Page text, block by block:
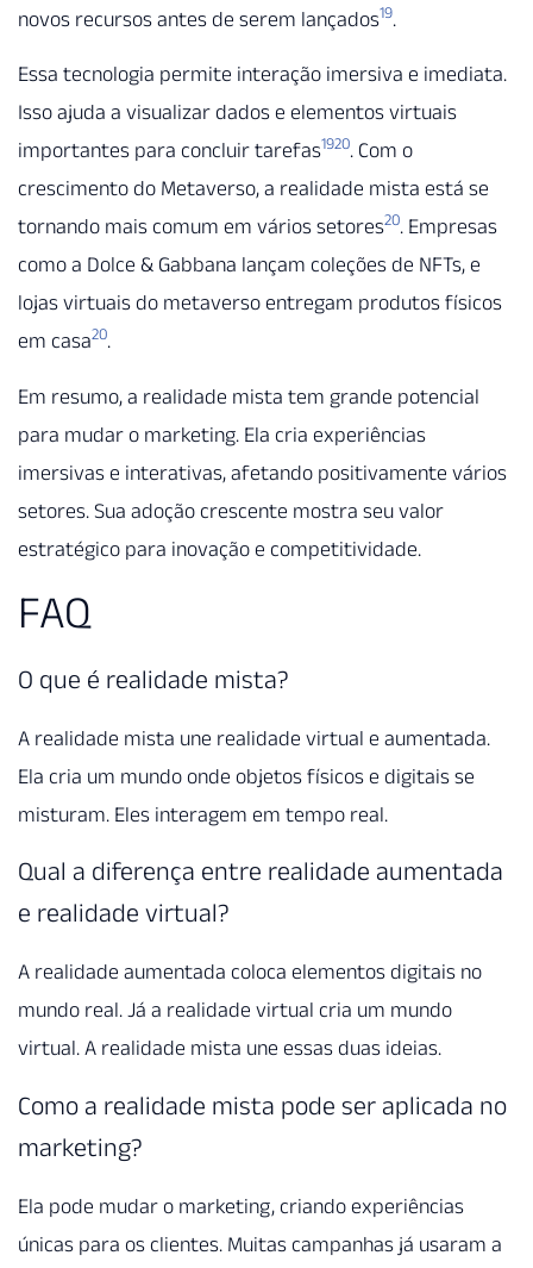
novos recursos antes de serem lançados19.
Essa tecnologia permite interação imersiva e imediata.
Isso ajuda a visualizar dados e elementos virtuais
importantes para concluir tarefas1920. Com o
crescimento do Metaverso, a realidade mista está se
tornando mais comum em vários setores20. Empresas
como a Dolce & Gabbana lançam coleções de NFTs, e
lojas virtuais do metaverso entregam produtos físicos
em casa20.
Em resumo, a realidade mista tem grande potencial
para mudar o marketing. Ela cria experiências
imersivas e interativas, afetando positivamente vários
setores. Sua adoção crescente mostra seu valor
estratégico para inovação e competitividade.
FAQ
O que é realidade mista?
A realidade mista une realidade virtual e aumentada.
Ela cria um mundo onde objetos físicos e digitais se
misturam. Eles interagem em tempo real.
Qual a diferença entre realidade aumentada
e realidade virtual?
A realidade aumentada coloca elementos digitais no
mundo real. Já a realidade virtual cria um mundo
virtual. A realidade mista une essas duas ideias.
Como a realidade mista pode ser aplicada no
marketing?
Ela pode mudar o marketing, criando experiências
únicas para os clientes. Muitas campanhas já usaram a